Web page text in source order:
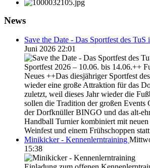
News
Save the Date - Das Sportfest des TuS
Juni 2026 22:01
Sportfest 2026 – 10.06. bis 14.06.++
Neues ++Das diesjähriger Sportfest
wieder eine große Attraktion für das
zuletzt, weil dieses Jahr wieder die
sollen die Tradition der großen Events
der Dorfknüller BINGO und das alt-
Handball Turnier kombiniert mit
Weinfest und einem Frühschoppen
Minikicker - Kennenlerntraining
15:38